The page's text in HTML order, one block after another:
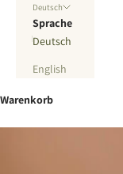
Deutsch
Sprache
Deutsch
English
Warenkorb